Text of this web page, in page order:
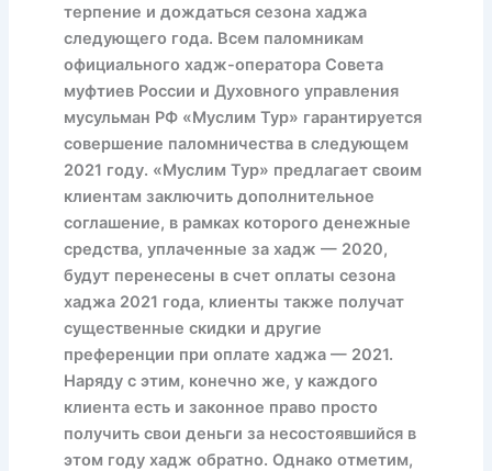
терпение и дождаться сезона хаджа
следующего года. Всем паломникам
официального хадж-оператора Совета
муфтиев России и Духовного управления
мусульман РФ «Муслим Тур» гарантируется
совершение паломничества в следующем
2021 году. «Муслим Тур» предлагает своим
клиентам заключить дополнительное
соглашение, в рамках которого денежные
средства, уплаченные за хадж — 2020,
будут перенесены в счет оплаты сезона
хаджа 2021 года, клиенты также получат
существенные скидки и другие
преференции при оплате хаджа — 2021.
Наряду с этим, конечно же, у каждого
клиента есть и законное право просто
получить свои деньги за несостоявшийся в
этом году хадж обратно. Однако отметим,